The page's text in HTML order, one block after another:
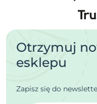
Otrzymuj
esklepu
Zapisz się do